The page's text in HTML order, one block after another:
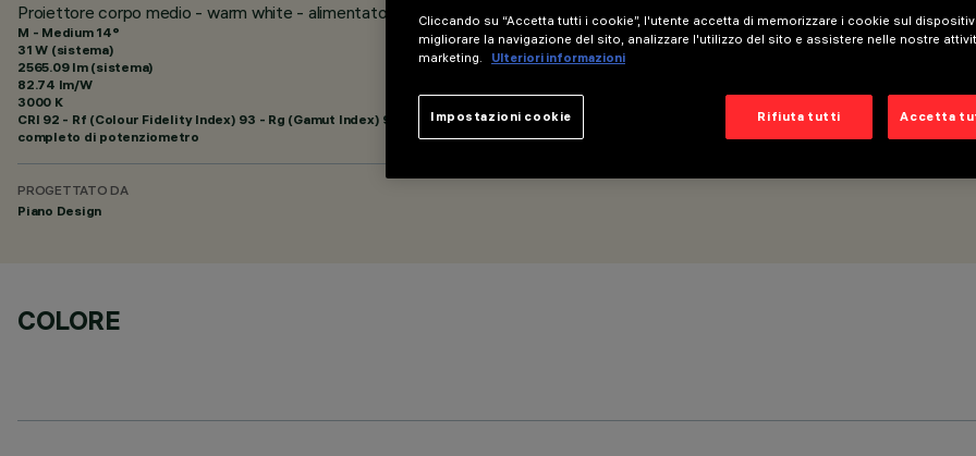
Proiettore corpo medio - warm white - alimentatore elettronico e dimmer - ottica medium
M - Medium 14°
31 W (sistema)
2565.09 lm (sistema)
82.74 lm/W
3000 K
CRI 92 - Rf (Colour Fidelity Index) 93 - Rg (Gamut Index) 99
completo di potenziometro
PROGETTATO DA
Piano Design
COLORE
Cliccando su “Accetta tutti i cookie”, l'utente accetta di memorizzare i cookie sul
migliorare la navigazione del sito, analizzare l'utilizzo del sito e assistere nelle nostre
marketing.
Ulteriori informazioni
Rifiuta tutti Accetta
Impostazioni cookie